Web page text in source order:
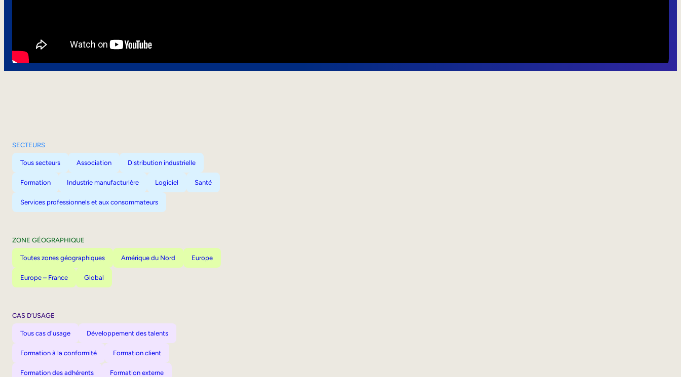
SECTEURS
Tous secteurs Association Distribution industrielle
Formation Industrie manufacturière Logiciel Santé
Services professionnels et aux consommateurs
ZONE GÉOGRAPHIQUE
Toutes zones géographiques Amérique du Nord Europe
Europe – France Global
CAS D’USAGE
Tous cas d'usage Développement des talents
Formation à la conformité Formation client
Formation des adhérents Formation externe